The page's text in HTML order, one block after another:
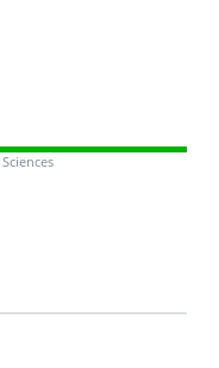
Sciences